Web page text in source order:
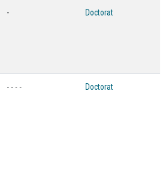
- Doctorat
- - - - Doctorat